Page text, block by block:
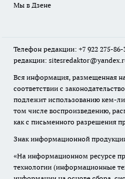
Мы в Дзене
Телефон редакции: +7 922 275-
редакции:
Вся информация, размещенная
соответствии с
подлежит использованию кем-
том числе воспроизведению,
как с письменного разрешения
Знак информационной
«На информационном ресурсе
технологии (информационные